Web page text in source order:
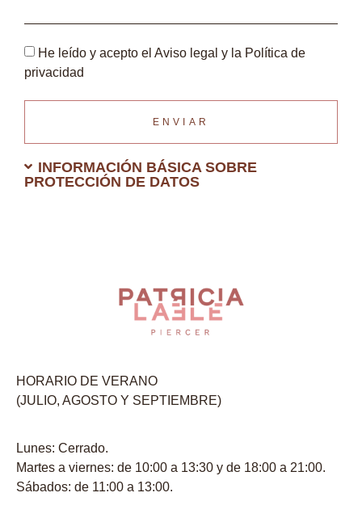
He leído y acepto el Aviso legal y la Política de
privacidad
ENVIAR
INFORMACIÓN BÁSICA SOBRE
PROTECCIÓN DE DATOS
HORARIO DE VERANO
(JULIO, AGOSTO Y SEPTIEMBRE)
Lunes: Cerrado.
Martes a viernes: de 10:00 a 13:30 y de 18:00 a 21:00.
Sábados: de 11:00 a 13:00.